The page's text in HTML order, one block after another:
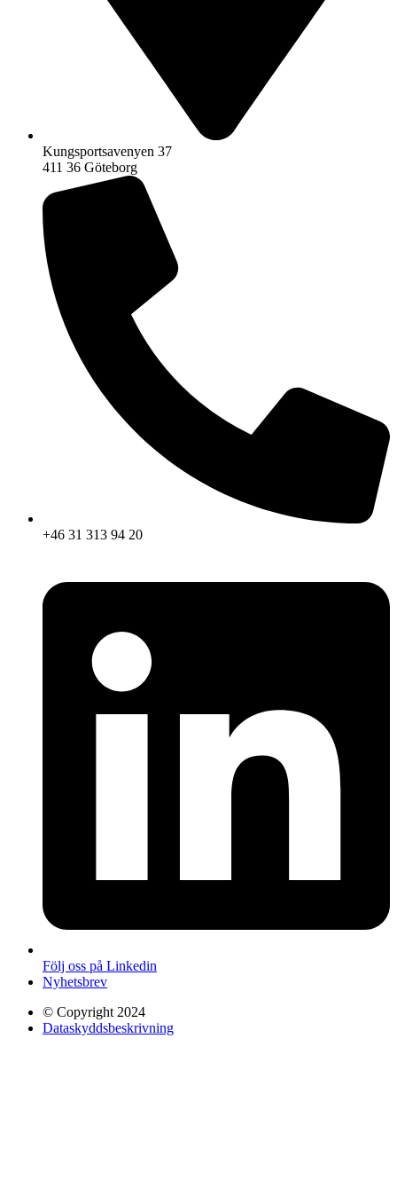
Kungsportsavenyen 37
411 36 Göteborg
+46 31 313 94 20
Följ oss på Linkedin
Nyhetsbrev
© Copyright 2024
Dataskyddsbeskrivning